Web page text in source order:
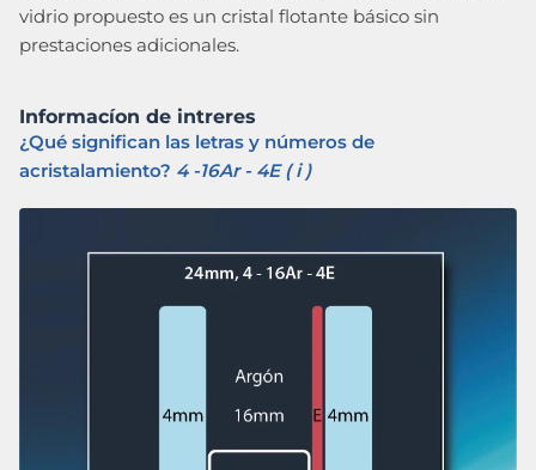
vidrio propuesto es un cristal flotante básico sin
prestaciones adicionales.
Informacíon de intreres
¿Qué significan las letras y números de
acristalamiento? 4 -16Ar - 4E ( i )